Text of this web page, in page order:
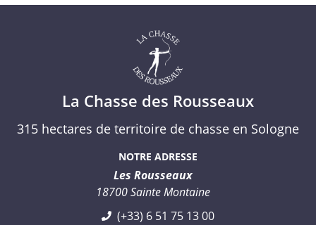
La Chasse des Rousseaux
315 hectares de territoire de chasse en Sologne
NOTRE ADRESSE
Les Rousseaux
18700 Sainte Montaine
(+33) 6 51 75 13 00